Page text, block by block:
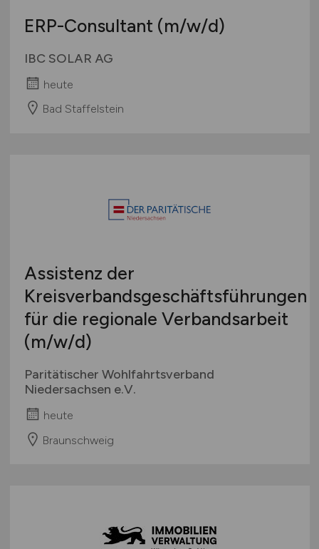
ERP-Consultant (m/w/d)
IBC SOLAR AG
heute
Bad Staffelstein
Assistenz der
Kreisverbandsgeschäftsführungen
für die regionale Verbandsarbeit
(m/w/d)
Paritätischer Wohlfahrtsverband
Niedersachsen e.V.
heute
Braunschweig